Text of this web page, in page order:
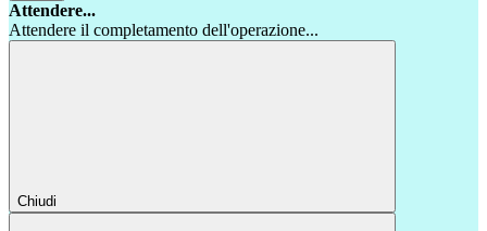
Attendere...
Attendere il completamento dell'operazione...
Chiudi